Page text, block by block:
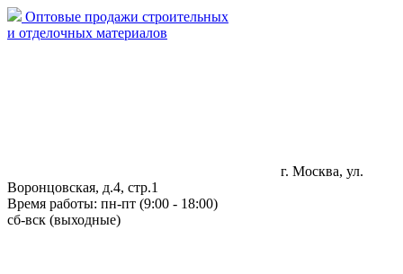
Оптовые продажи строительных
и отделочных материалов
г. Москва, ул.
Воронцовская, д.4, стр.1
Время работы: пн-пт (9:00 - 18:00)
сб-вск (выходные)